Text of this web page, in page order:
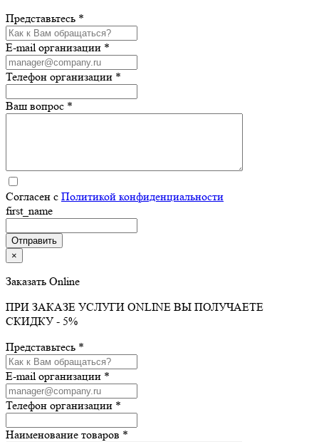
Представьтесь *
E-mail организации *
Телефон организации *
Ваш вопрос *
Согласен с Политикой конфиденциальности
first_name
×
Заказать Online
ПРИ ЗАКАЗЕ УСЛУГИ ONLINE ВЫ ПОЛУЧАЕТЕ
СКИДКУ - 5%
Представьтесь *
E-mail организации *
Телефон организации *
Наименование товаров *